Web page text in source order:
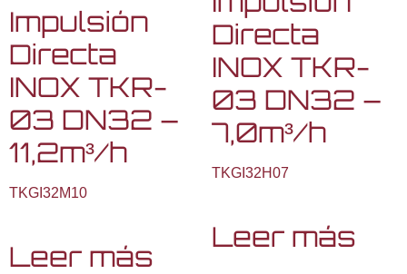
Impulsión
Directa
INOX TKR-
03 DN32 –
11,2m³/h
TKGI32M10
Leer más
Directa
INOX TKR-
03 DN32 –
7,0m³/h
TKGI32H07
Leer más